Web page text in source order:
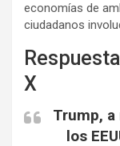
economías de
ciudadanos
X
Trump,
los